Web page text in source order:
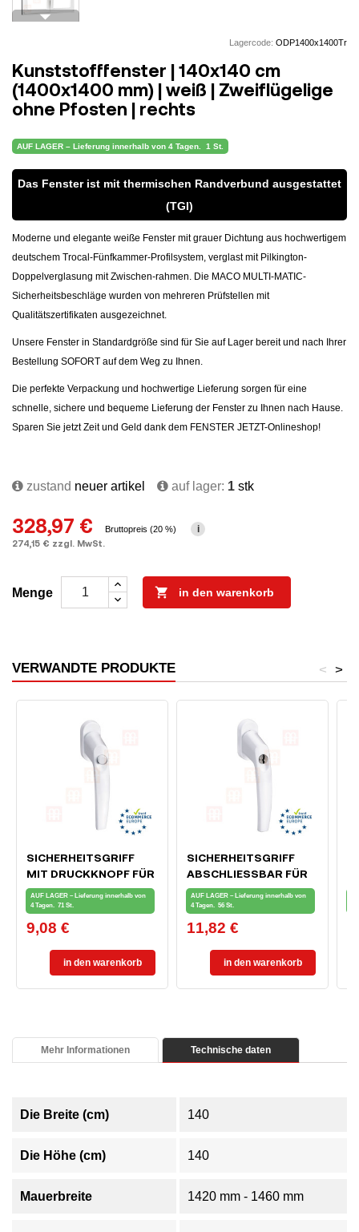
arrow_drop_down
Lagercode: ODP1400x1400Tr
Kunststofffenster | 140x140 cm
(1400x1400 mm) | weiß | Zweiflügelige
ohne Pfosten | rechts
AUF LAGER – Lieferung innerhalb von 4 Tagen. 1 St.
Das Fenster ist mit thermischen Randverbund ausgestattet
(TGI)
Moderne und elegante weiße Fenster mit grauer Dichtung aus hochwertigem
deutschem Trocal-Fünfkammer-Profilsystem, verglast mit Pilkington-
Doppelverglasung mit Zwischen-rahmen. Die MACO MULTI-MATIC-
Sicherheitsbeschläge wurden von mehreren Prüfstellen mit
Qualitätszertifikaten ausgezeichnet.
Unsere Fenster in Standardgröße sind für Sie auf Lager bereit und nach Ihrer
Bestellung SOFORT auf dem Weg zu Ihnen.
Die perfekte Verpackung und hochwertige Lieferung sorgen für eine
schnelle, sichere und bequeme Lieferung der Fenster zu Ihnen nach Hause.
Sparen Sie jetzt Zeit und Geld dank dem FENSTER JETZT-Onlineshop!
zustand neuer artikel auf lager: 1 stk
328,97 €
274,15 € zzgl. MwSt.
Bruttopreis (20 %) i
Menge  in den warenkorb
VERWANDTE PRODUKTE >
<
SICHERHEITSGRIFF
MIT DRUCKKNOPF FÜR
FENSTER UND
BALKONTÜR, WEISS
AUF LAGER – Lieferung innerhalb von
4 Tagen. 71 St.
Preis
9,08 €
in den warenkorb
SICHERHEITSGRIFF
ABSCHLIESSBAR FÜR F
ENSTER UND B
ALKONTÜREN, WEISS
AUF LAGER – Lieferung innerhalb von
4 Tagen. 56 St.
Preis
11,82 €
in den warenkorb
Mehr Informationen Technische daten
Die Breite (cm) 140
Die Höhe (cm) 140
Mauerbreite 1420 mm - 1460 mm